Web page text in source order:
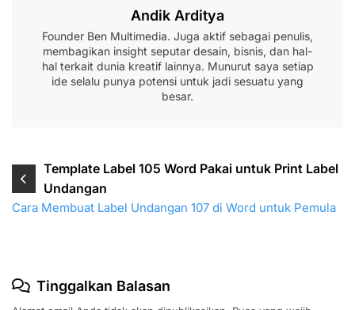
Andik Arditya
Founder Ben Multimedia. Juga aktif sebagai penulis,
membagikan insight seputar desain, bisnis, dan hal-
hal terkait dunia kreatif lainnya. Munurut saya setiap
ide selalu punya potensi untuk jadi sesuatu yang
besar.
Navigasi
pos
Template Label 105 Word Pakai untuk Print Label
Undangan
Cara Membuat Label Undangan 107 di Word untuk Pemula
Tinggalkan Balasan